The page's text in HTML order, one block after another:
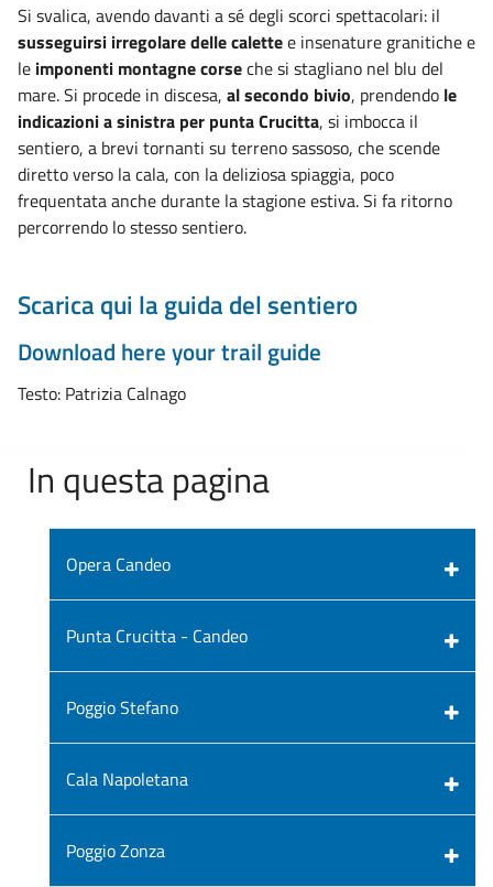
Si svalica, avendo davanti a sé degli scorci spettacolari: il
susseguirsi irregolare delle calettee insenature granitiche e
le imponenti montagne corseche si stagliano nel blu del
mare. Si procede in discesa, al secondo bivio, prendendo le
indicazioni a sinistra per punta Crucitta, si imbocca il
sentiero, a brevi tornanti su terreno sassoso, che scende
diretto verso la cala, con la deliziosa spiaggia, poco
frequentata anche durante la stagione estiva. Si fa ritorno
percorrendo lo stesso sentiero.
Scarica qui la guida del sentiero
Download here your trail guide
Testo: Patrizia Calnago
In questa pagina
Opera Candeo
Punta Crucitta - Candeo
Poggio Stefano
Cala Napoletana
Poggio Zonza